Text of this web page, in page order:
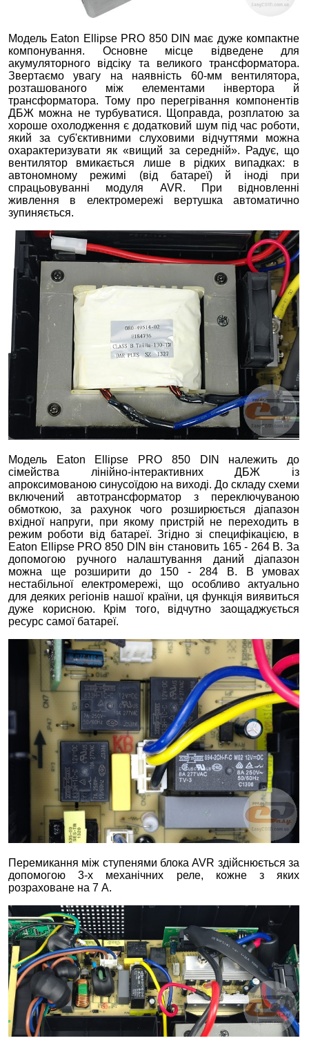
Модель Eaton Ellipse PRO 850 DIN має дуже компактне
компонування. Основне місце відведене для
акумуляторного відсіку та великого трансформатора.
Звертаємо увагу на наявність 60-мм вентилятора,
розташованого між елементами інвертора й
трансформатора. Тому про перегрівання компонентів
ДБЖ можна не турбуватися. Щоправда, розплатою за
хороше охолодження є додатковий шум під час роботи,
який за суб'єктивними слуховими відчуттями можна
охарактеризувати як «вищий за середній». Радує, що
вентилятор вмикається лише в рідких випадках: в
автономному режимі (від батареї) й іноді при
спрацьовуванні модуля AVR. При відновленні
живлення в електромережі вертушка автоматично
зупиняється.
Модель Eaton Ellipse PRO 850 DIN належить до
сімейства лінійно-інтерактивних ДБЖ із
апроксимованою синусоїдою на виході. До складу схеми
включений автотрансформатор з переключуваною
обмоткою, за рахунок чого розширюється діапазон
вхідної напруги, при якому пристрій не переходить в
режим роботи від батареї. Згідно зі специфікацією, в
Eaton Ellipse PRO 850 DIN він становить 165 - 264 В. За
допомогою ручного налаштування даний діапазон
можна ще розширити до 150 - 284 В. В умовах
нестабільної електромережі, що особливо актуально
для деяких регіонів нашої країни, ця функція виявиться
дуже корисною. Крім того, відчутно заощаджується
ресурс самої батареї.
Перемикання між ступенями блока AVR здійснюється за
допомогою 3-х механічних реле, кожне з яких
розраховане на 7 А.